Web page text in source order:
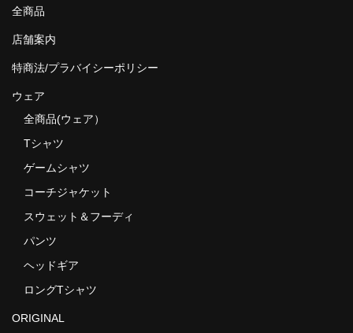
全商品
店舗案内
特商法/プラバイシーポリシー
ウェア
全商品(ウェア）
Tシャツ
ゲームシャツ
コーチジャケット
スウェット＆フーディ
パンツ
ヘッドギア
ロングTシャツ
ORIGINAL